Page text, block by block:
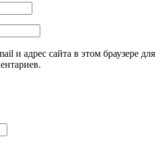
и адрес сайта в этом браузере для